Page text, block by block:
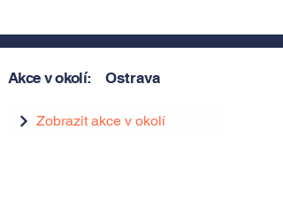
Akce v okolí: Ostrava
Zobrazit akce v okolí